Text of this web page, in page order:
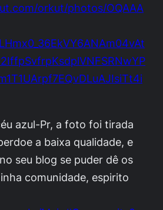
orkut/photos/OQAAA
azul-Pr, a foto foi tirada
a baixa qualidade, e
seu blog se puder dê os
comunidade, espirito